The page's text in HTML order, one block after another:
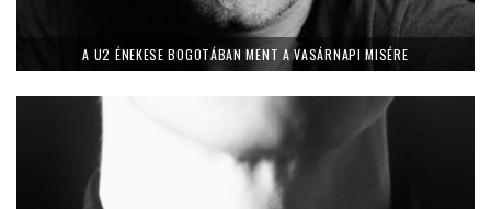
A U2 ÉNEKESE BOGOTÁBAN MENT A VASÁRNAPI MISÉRE